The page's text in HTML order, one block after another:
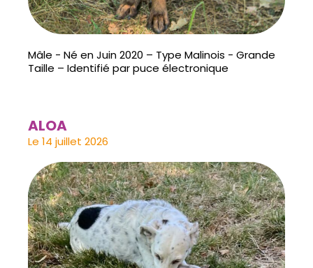
Mâle - Né en Juin 2020 – Type Malinois - Grande
Taille – Identifié par puce électronique
ALOA
Le 14 juillet 2026